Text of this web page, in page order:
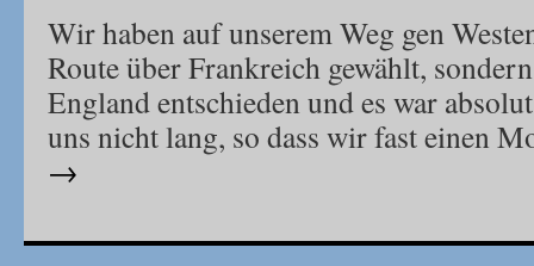
Wir haben auf unserem Weg gen
Route über Frankreich gewählt,
England entschieden und es war
uns nicht lang, so dass wir fast einen
→